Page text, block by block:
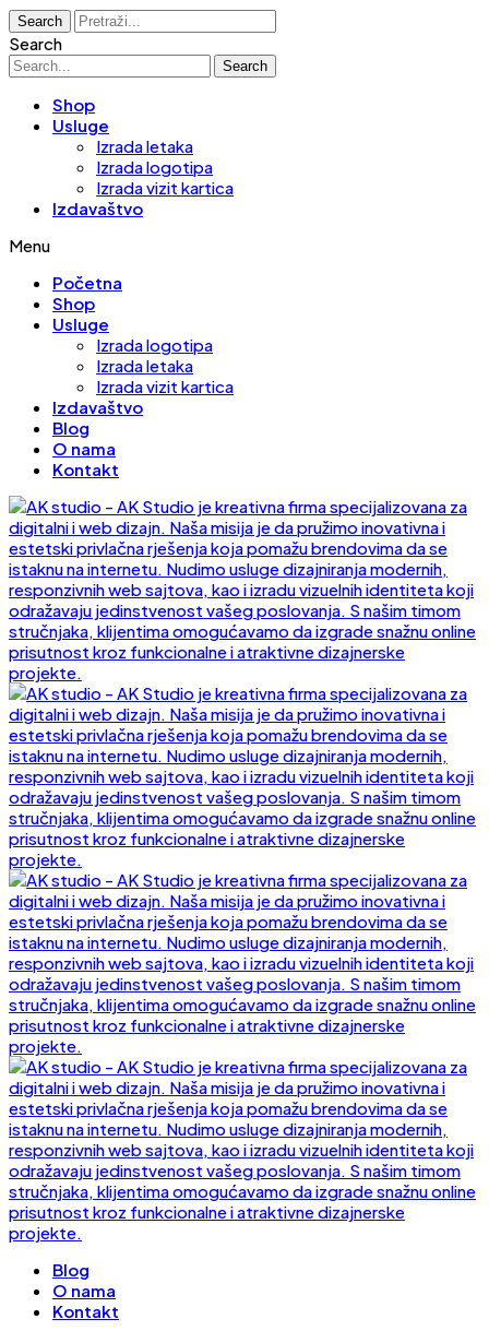
Search
Search
Search
Shop
Usluge
Izrada letaka
Izrada logotipa
Izrada vizit kartica
Izdavaštvo
Menu
Početna
Shop
Usluge
Izrada logotipa
Izrada letaka
Izrada vizit kartica
Izdavaštvo
Blog
O nama
Kontakt
Blog
O nama
Kontakt